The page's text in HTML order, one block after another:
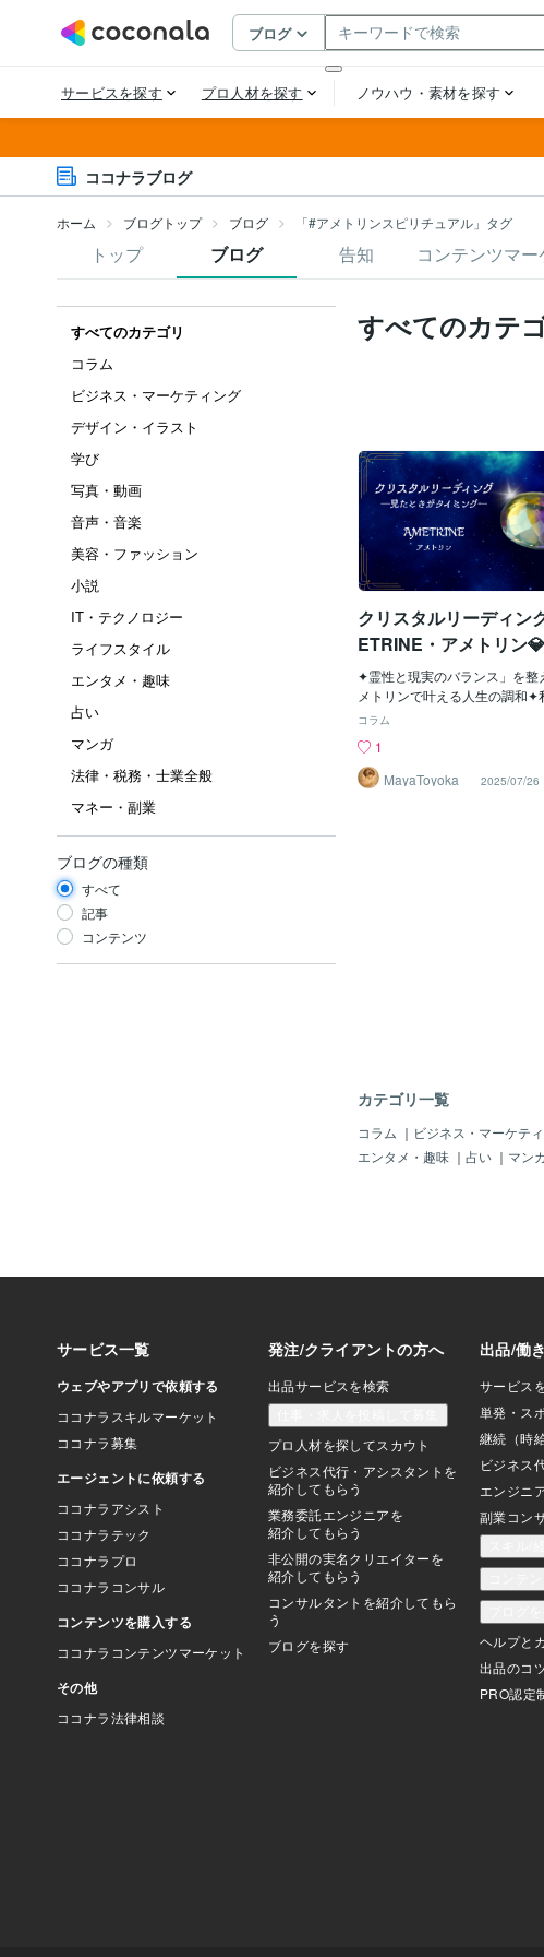
ココナラブログ
ホーム ブログトップ ブログ 「#アメトリンスピリチュアル」タグ
トップ ブログ 告知 コンテンツマー
すべてのカテゴリ
コラム
ビジネス・マーケティング
デザイン・イラスト
学び
写真・動画
音声・音楽
美容・ファッション
小説
IT・テクノロジー
ライフスタイル
エンタメ・趣味
占い
マンガ
法律・税務・士業全般
マネー・副業
ブログの種類
すべて
記事
コンテンツ
すべてのカテ
クリスタルリーディン
ETRINE・アメトリン💎
✦霊性と現実のバランス」を整
メトリンで叶える人生の調和✦
日々抱えるストレスや不安、
実のバランスが崩れていること
ります。 そんな時、自然が育
タルの力が、静かにそっと私
の石が持つ意味は、以下の通り
スト：直感力・霊性・内なる平
浄化 シトリン：活力・豊かさ
太陽のようなポジティブさ この
合することで、アメトリンはま
す。 1. 心の静けさと精神のバ
り戻す アメジストの癒しの力
メトリンは不安や緊張を緩め
けさを取り戻すサポートをして
す。
コラム
1
MayaToyoka
2025/07/26
カテゴリ一覧
コラム ｜ ビジネス・マーケテ
エンタメ・趣味 ｜ 占い ｜ マン